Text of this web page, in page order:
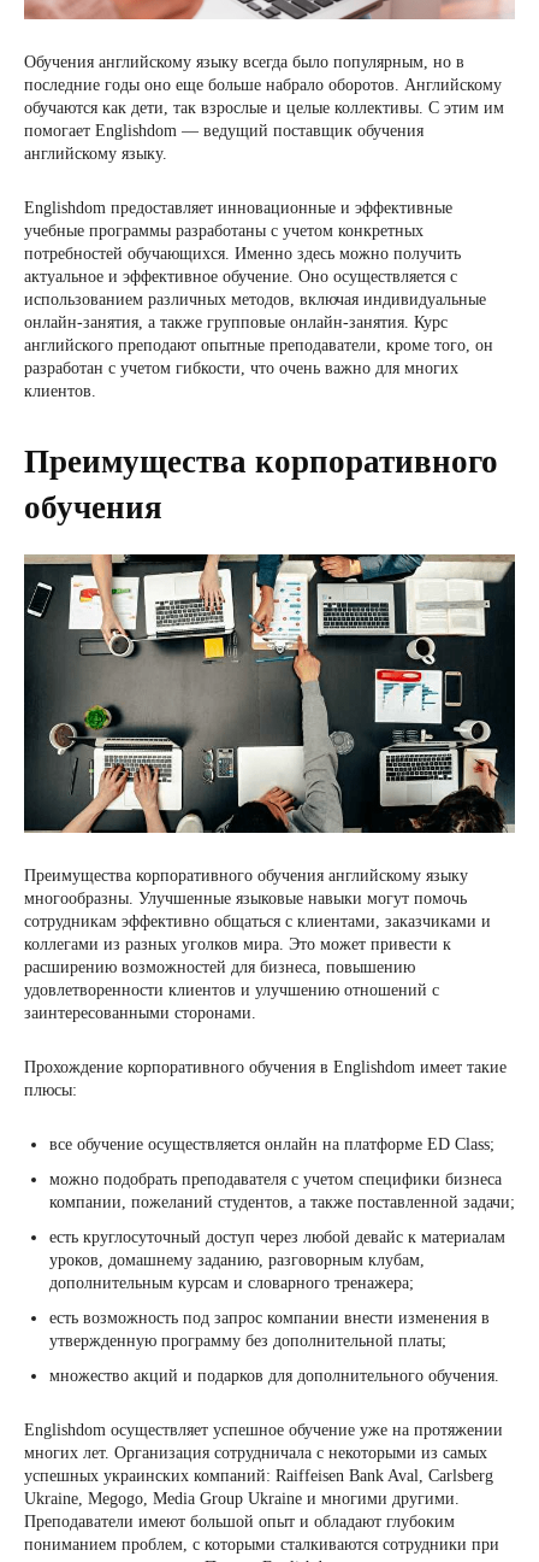
Обучения английскому языку всегда было популярным, но в
последние годы оно еще больше набрало оборотов. Английскому
обучаются как дети, так взрослые и целые коллективы. С этим им
помогает Englishdom — ведущий поставщик обучения
английскому языку.
Englishdom предоставляет инновационные и эффективные
учебные программы разработаны с учетом конкретных
потребностей обучающихся. Именно здесь можно получить
актуальное и эффективное обучение. Оно осуществляется с
использованием различных методов, включая индивидуальные
онлайн-занятия, а также групповые онлайн-занятия. Курс
английского преподают опытные преподаватели, кроме того, он
разработан с учетом гибкости, что очень важно для многих
клиентов.
Преимущества корпоративного
обучения
Преимущества корпоративного обучения английскому языку
многообразны. Улучшенные языковые навыки могут помочь
сотрудникам эффективно общаться с клиентами, заказчиками и
коллегами из разных уголков мира. Это может привести к
расширению возможностей для бизнеса, повышению
удовлетворенности клиентов и улучшению отношений с
заинтересованными сторонами.
Прохождение корпоративного обучения в Englishdom имеет такие
плюсы:
все обучение осуществляется онлайн на платформе ED Class;
можно подобрать преподавателя с учетом специфики бизнеса
компании, пожеланий студентов, а также поставленной задачи;
есть круглосуточный доступ через любой девайс к материалам
уроков, домашнему заданию, разговорным клубам,
дополнительным курсам и словарного тренажера;
есть возможность под запрос компании внести изменения в
утвержденную программу без дополнительной платы;
множество акций и подарков для дополнительного обучения.
Englishdom осуществляет успешное обучение уже на протяжении
многих лет. Организация сотрудничала с некоторыми из самых
успешных украинских компаний: Raiffeisen Bank Aval, Carlsberg
Ukraine, Megogo, Media Group Ukraine и многими другими.
Преподаватели имеют большой опыт и обладают глубоким
пониманием проблем, с которыми сталкиваются сотрудники при